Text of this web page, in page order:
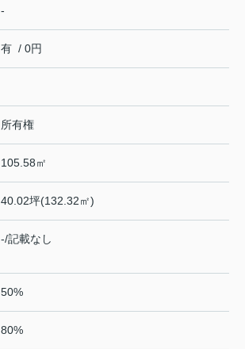
-
有 / 0円
所有権
105.58㎡
40.02坪(132.32㎡)
-/記載なし
50%
80%